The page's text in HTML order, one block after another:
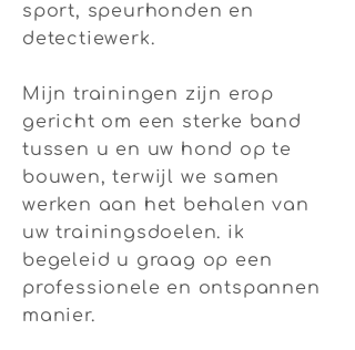
sport, speurhonden en
detectiewerk.
Mijn trainingen zijn erop
gericht om een sterke band
tussen u en uw hond op te
bouwen, terwijl we samen
werken aan het behalen van
uw trainingsdoelen. ik
begeleid u graag op een
professionele en ontspannen
manier.